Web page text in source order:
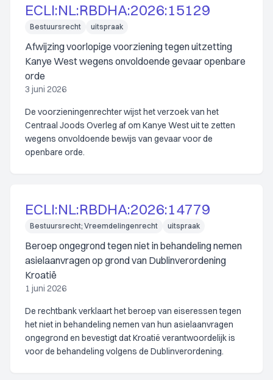
ECLI:NL:RBDHA:2026:15129
Bestuursrecht uitspraak
Afwijzing voorlopige voorziening tegen uitzetting
Kanye West wegens onvoldoende gevaar openbare
orde
3 juni 2026
De voorzieningenrechter wijst het verzoek van het
Centraal Joods Overleg af om Kanye West uit te zetten
wegens onvoldoende bewijs van gevaar voor de
openbare orde.
ECLI:NL:RBDHA:2026:14779
Bestuursrecht; Vreemdelingenrecht uitspraak
Beroep ongegrond tegen niet in behandeling nemen
asielaanvragen op grond van Dublinverordening
Kroatië
1 juni 2026
De rechtbank verklaart het beroep van eiseressen tegen
het niet in behandeling nemen van hun asielaanvragen
ongegrond en bevestigt dat Kroatië verantwoordelijk is
voor de behandeling volgens de Dublinverordening.